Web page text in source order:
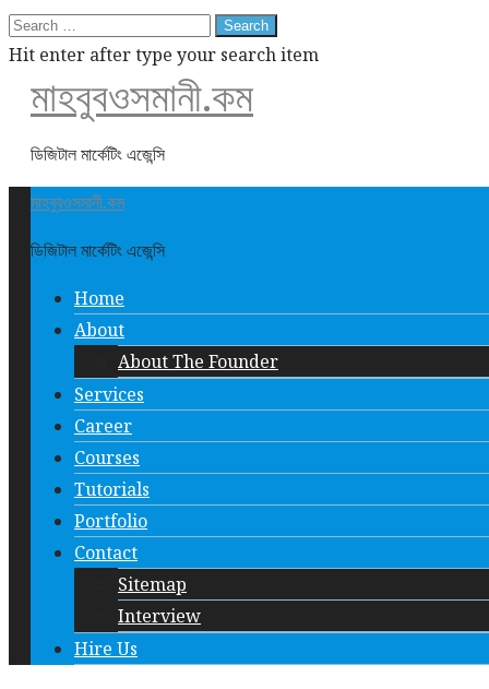
Search
for:
Hit enter after type your search item
মাহবুবওসমানী.কম
ডিজিটাল মার্কেটিং এজেন্সি
মাহবুবওসমানী.কম
ডিজিটাল মার্কেটিং এজেন্সি
Home
About
About The Founder
Services
Career
Courses
Tutorials
Portfolio
Contact
Sitemap
Interview
Hire Us